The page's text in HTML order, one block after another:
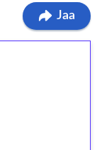
Jaa